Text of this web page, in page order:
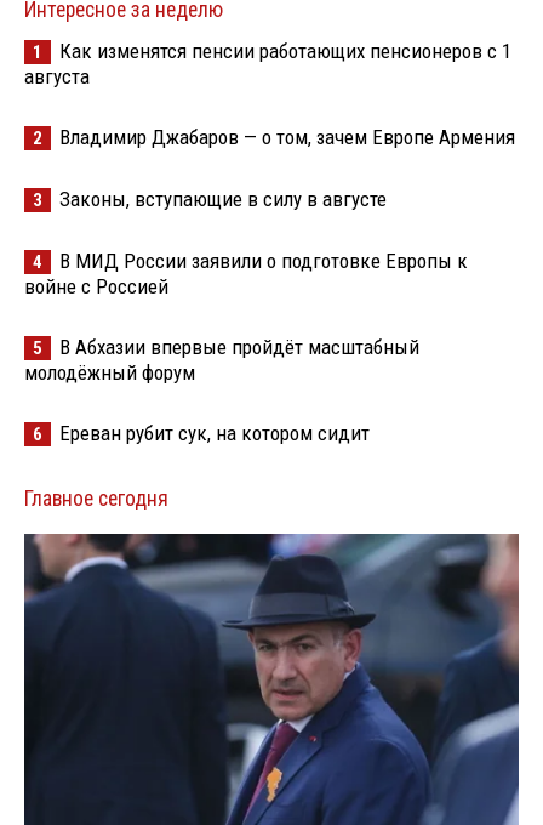
Интересное за неделю
1
Как изменятся пенсии работающих пенсионеров с 1
августа
2 Владимир Джабаров — о том, зачем Европе Армения
3 Законы, вступающие в силу в августе
4
В МИД России заявили о подготовке Европы к
войне с Россией
5
В Абхазии впервые пройдёт масштабный
молодёжный форум
6 Ереван рубит сук, на котором сидит
Главное сегодня